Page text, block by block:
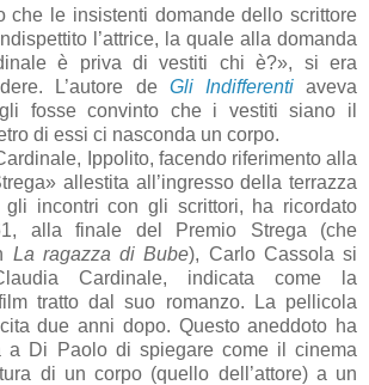
che le insistenti domande dello scrittore
l’attrice, la quale alla domanda
è priva di vestiti chi è?», si era
L’autore de Gli Indifferentiaveva
fosse convinto che i vestiti siano il
di essi ci nasconda un corpo.
Ippolito, facendo riferimento alla
allestita all’ingresso della terrazza
incontri con gli scrittori, ha ricordato
alla finale del Premio Strega (che
La ragazza di Bube), Carlo Cassola si
Cardinale, indicata come la
tratto dal suo romanzo. La pellicola
due anni dopo. Questo aneddoto ha
a Di Paolo di spiegare come il cinema
di un corpo (quello dell’attore) a un